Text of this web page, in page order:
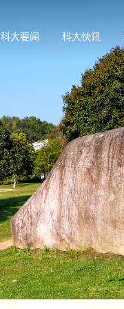
科大要闻 科大快讯